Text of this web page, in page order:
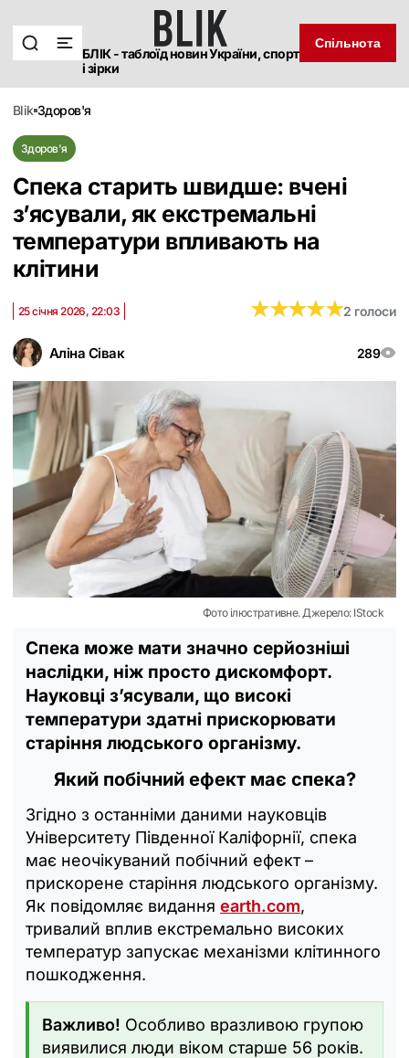
БЛІК - таблоїд новин України, спорт
і зірки
Спільнота
blik здоров'я
Здоров'я
Спека старить швидше: вчені
з’ясували, як екстремальні
температури впливають на
клітини
Аліна Сівак 289
25 січня 2026, 22:03 ★★★★★
★★★★★2 голоси
Фото ілюстративне. Джерело: IStock
Cпека може мати значно серйозніші
наслідки, ніж просто дискомфорт.
Науковці з’ясували, що високі
температури здатні прискорювати
старіння людського організму.
Який побічний ефект має спека?
Згідно з останніми даними науковців
Університету Південної Каліфорнії, спека
має неочікуваний побічний ефект –
прискорене старіння людського організму.
Як повідомляє видання earth.com,
тривалий вплив екстремально високих
температур запускає механізми клітинного
пошкодження.
Важливо! Особливо вразливою групою
виявилися люди віком старше 56 років.